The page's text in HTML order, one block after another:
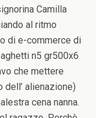
Camilla
al ritmo
di e-commerce di
n5 gr500x6
che mettere
alienazione)
cena nanna.